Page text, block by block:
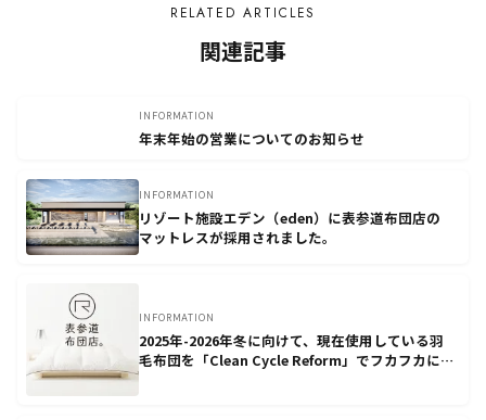
RELATED ARTICLES
関連記事
INFORMATION
年末年始の営業についてのお知らせ
INFORMATION
リゾート施設エデン（eden）に表参道布団店の
マットレスが採用されました。
INFORMATION
2025年-2026年冬に向けて、現在使用している羽
毛布団を「Clean Cycle Reform」でフカフカに